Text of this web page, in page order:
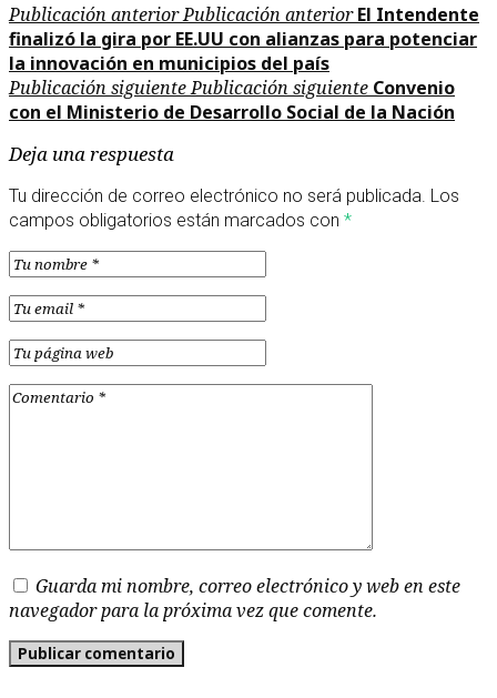
Publicación anteriorPublicación anterior El Intendente
finalizó la gira por EE.UU con alianzas para potenciar
la innovación en municipios del país
Publicación siguientePublicación siguiente Convenio
con el Ministerio de Desarrollo Social de la Nación
Deja una respuesta
Tu dirección de correo electrónico no será publicada. Los
campos obligatorios están marcados con *
Guarda mi nombre, correo electrónico y web en este
navegador para la próxima vez que comente.